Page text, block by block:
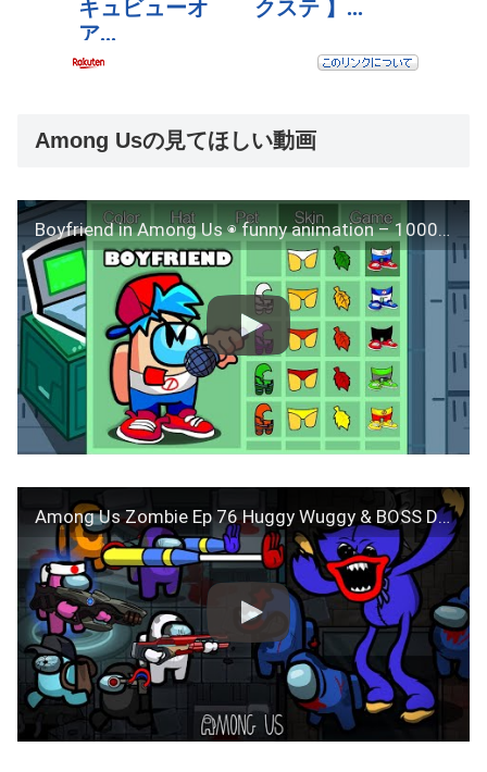
Among Usの見てほしい動画
Boyfriend in Among Us ◉ funny animation – 1000 iQ impostor
Among Us Zombie Ep 76 Huggy Wuggy & BOSS Defeated – Animation